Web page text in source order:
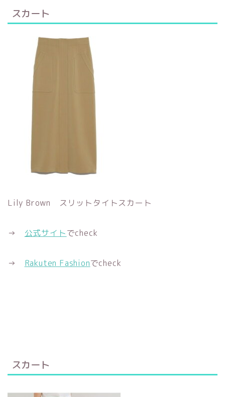
スカート
Lily Brown スリットタイトスカート
→ 公式サイトでcheck
→ Rakuten Fashionでcheck
スカート